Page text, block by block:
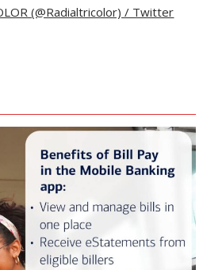
(@Radialtricolor) / Twitter